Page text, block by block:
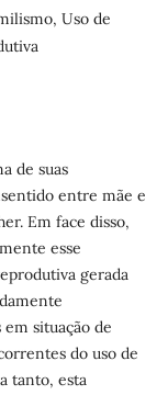
Uso de
de suas
entre mãe e
Em face disso,
esse
gerada
situação de
do uso de
tanto, esta